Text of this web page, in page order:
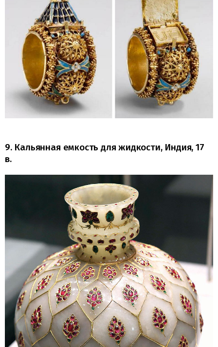
9. Кальянная емкость для жидкости, Индия, 17
в.